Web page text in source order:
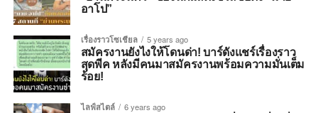
อาโป”
เรื่องราวโซเชียล 5 years ago
สมัครงานยังไงให้โดนด่า! บาร์ดังแชร์เรื่องราว
สุดพีค หลังมีคนมาสมัครงานพร้อมความมั่นเต็ม
ร้อย!
ไลฟ์สไตล์ 6 years ago